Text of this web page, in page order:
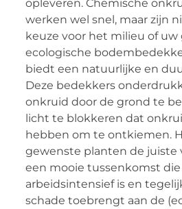
opleveren. Chemische
werken wel snel, maar zijn
keuze voor het milieu of uw
ecologische
biedt een natuurlijke en
Deze bedekkers
onkruid door de grond te
licht te blokkeren dat
hebben om te ontkiemen.
gewenste planten de juiste
een mooie tussenkomst
arbeidsintensief is en
schade toebrengt aan de